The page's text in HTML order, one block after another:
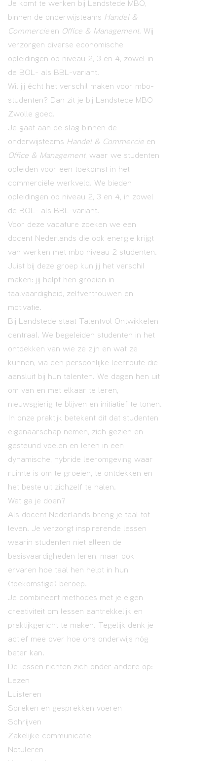
Je komt te werken bij Landstede MBO,
binnen de onderwijsteams Handel &
Commercie en Office & Management. Wij
verzorgen diverse economische
opleidingen op niveau 2, 3 en 4, zowel in
de BOL- als BBL-variant.
Wil jij écht het verschil maken voor mbo-
studenten? Dan zit je bij Landstede MBO
Zwolle goed.
Je gaat aan de slag binnen de
onderwijsteams Handel & Commercie en
Office & Management, waar we studenten
opleiden voor een toekomst in het
commerciële werkveld. We bieden
opleidingen op niveau 2, 3 en 4, in zowel
de BOL- als BBL-variant.
Voor deze vacature zoeken we een
docent Nederlands die ook energie krijgt
van werken met mbo niveau 2 studenten.
Juist bij deze groep kun jij het verschil
maken: jij helpt hen groeien in
taalvaardigheid, zelfvertrouwen en
motivatie.
Bij Landstede staat Talentvol Ontwikkelen
centraal. We begeleiden studenten in het
ontdekken van wie ze zijn en wat ze
kunnen, via een persoonlijke leerroute die
aansluit bij hun talenten. We dagen hen uit
om van en met elkaar te leren,
nieuwsgierig te blijven en initiatief te tonen.
In onze praktijk betekent dit dat studenten
eigenaarschap nemen, zich gezien en
gesteund voelen en leren in een
dynamische, hybride leeromgeving waar
ruimte is om te groeien, te ontdekken en
het beste uit zichzelf te halen.
Wat ga je doen?
Als docent Nederlands breng je taal tot
leven. Je verzorgt inspirerende lessen
waarin studenten niet alleen de
basisvaardigheden leren, maar ook
ervaren hoe taal hen helpt in hun
(toekomstige) beroep.
Je combineert methodes met je eigen
creativiteit om lessen aantrekkelijk en
praktijkgericht te maken. Tegelijk denk je
actief mee over hoe ons onderwijs nóg
beter kan.
De lessen richten zich onder andere op:
Lezen
Luisteren
Spreken en gesprekken voeren
Schrijven
Zakelijke communicatie
Notuleren